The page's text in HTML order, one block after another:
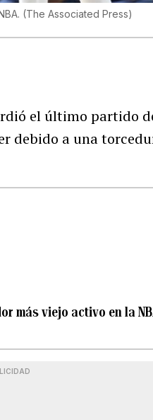
(The Associated Press)
el último partido
debido a una
más viejo activo en la